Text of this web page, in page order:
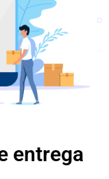
entrega